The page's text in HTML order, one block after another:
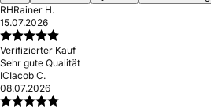
RHRainer H.
15.07.2026
Verifizierter Kauf
Sehr gute Qualität
ICIacob C.
08.07.2026